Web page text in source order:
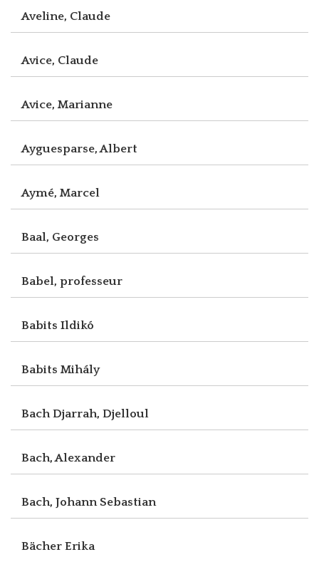
Aveline, Claude
Avice, Claude
Avice, Marianne
Ayguesparse, Albert
Aymé, Marcel
Baal, Georges
Babel, professeur
Babits Ildikó
Babits Mihály
Bach Djarrah, Djelloul
Bach, Alexander
Bach, Johann Sebastian
Bächer Erika